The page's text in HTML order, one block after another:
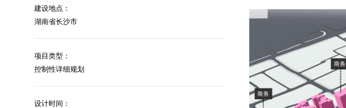
建设地点：
湖南省长沙市
项目类型：
控制性详细规划
设计时间：